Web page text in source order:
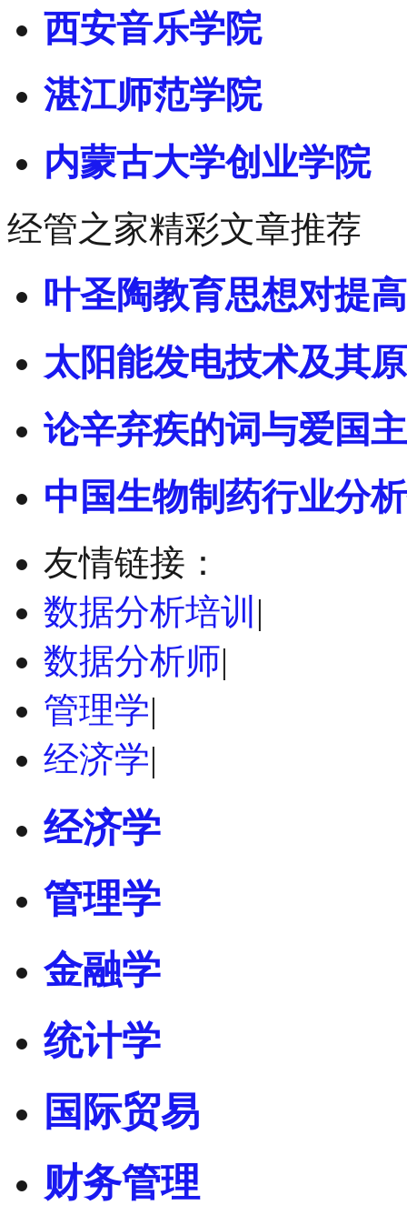
西安音乐学院
湛江师范学院
内蒙古大学创业学院
经管之家精彩文章推荐
叶圣陶教育思想对提
太阳能发电技术及其
论辛弃疾的词与爱国
中国生物制药行业分
友情链接：
数据分析培训 |
数据分析师|
管理学|
经济学|
经济学
管理学
金融学
统计学
国际贸易
财务管理